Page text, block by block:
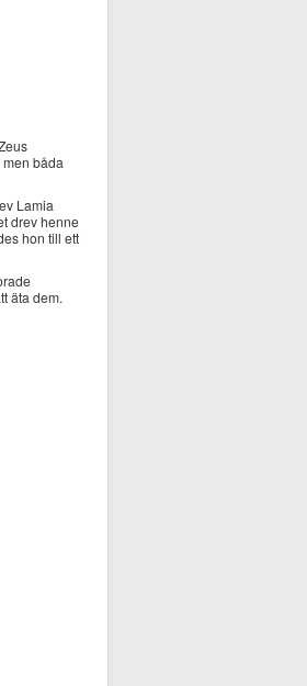
båda
Lamia
drev henne
hon till ett
äta dem.